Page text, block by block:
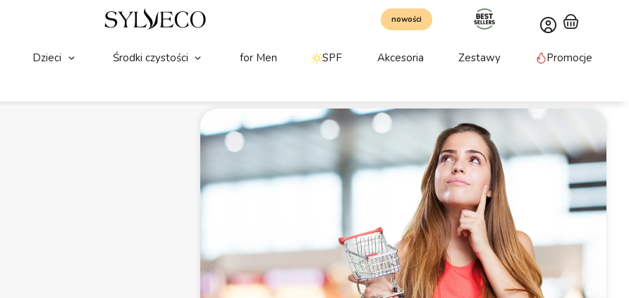
nowości
Dzieci Środki czystości for Men SPF Akcesoria Zestawy
Promocje